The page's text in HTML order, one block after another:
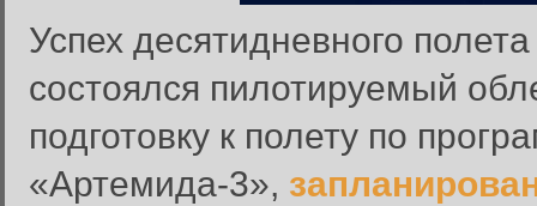
Успех десятидневного
состоялся пилотируемый
подготовку к полету по
«Артемида-3»,